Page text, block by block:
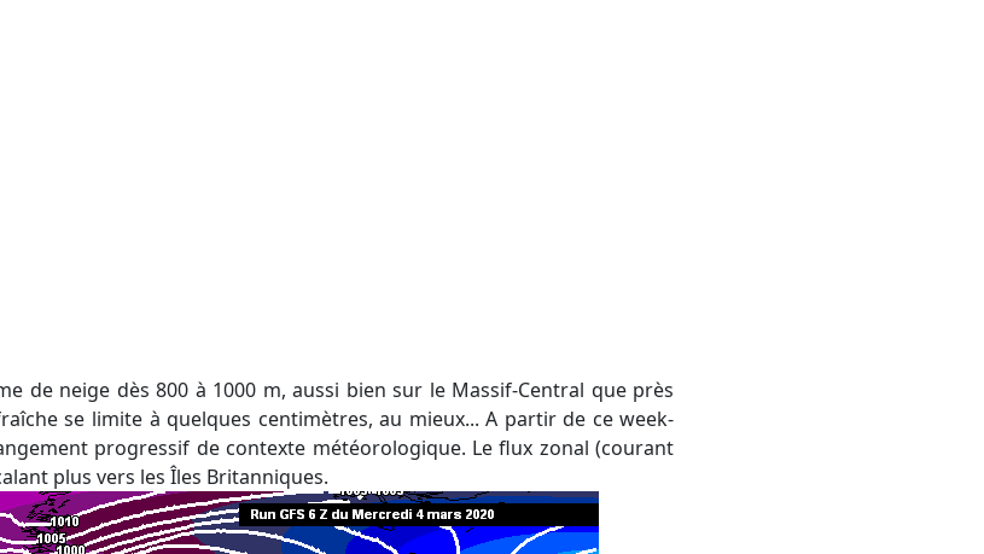
se limite à quelques centimètres, au mieux... A partir de ce week-
progressif de contexte météorologique. Le flux zonal (courant
plus vers les Îles Britanniques.